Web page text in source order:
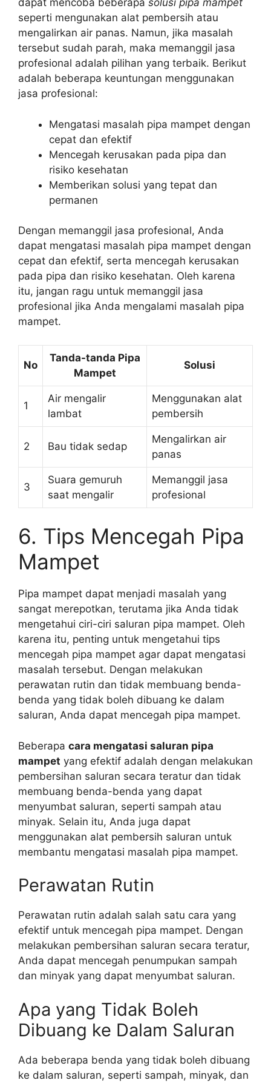
dapat mencoba beberapa solusi pipa mampet
seperti mengunakan alat pembersih atau
mengalirkan air panas. Namun, jika masalah
tersebut sudah parah, maka memanggil jasa
profesional adalah pilihan yang terbaik. Berikut
adalah beberapa keuntungan menggunakan
jasa profesional:
Mengatasi masalah pipa mampet dengan
cepat dan efektif
Mencegah kerusakan pada pipa dan
risiko kesehatan
Memberikan solusi yang tepat dan
permanen
Dengan memanggil jasa profesional, Anda
dapat mengatasi masalah pipa mampet dengan
cepat dan efektif, serta mencegah kerusakan
pada pipa dan risiko kesehatan. Oleh karena
itu, jangan ragu untuk memanggil jasa
profesional jika Anda mengalami masalah pipa
mampet.
No
Tanda-tanda Pipa
Mampet
Solusi
1
Air mengalir
lambat
Menggunakan alat
pembersih
2 Bau tidak sedap
Mengalirkan air
panas
3
Suara gemuruh
saat mengalir
Memanggil jasa
profesional
6. Tips Mencegah Pipa
Mampet
Pipa mampet dapat menjadi masalah yang
sangat merepotkan, terutama jika Anda tidak
mengetahui ciri-ciri saluran pipa mampet. Oleh
karena itu, penting untuk mengetahui tips
mencegah pipa mampet agar dapat mengatasi
masalah tersebut. Dengan melakukan
perawatan rutin dan tidak membuang benda-
benda yang tidak boleh dibuang ke dalam
saluran, Anda dapat mencegah pipa mampet.
Beberapa cara mengatasi saluran pipa
mampet yang efektif adalah dengan melakukan
pembersihan saluran secara teratur dan tidak
membuang benda-benda yang dapat
menyumbat saluran, seperti sampah atau
minyak. Selain itu, Anda juga dapat
menggunakan alat pembersih saluran untuk
membantu mengatasi masalah pipa mampet.
Perawatan Rutin
Perawatan rutin adalah salah satu cara yang
efektif untuk mencegah pipa mampet. Dengan
melakukan pembersihan saluran secara teratur,
Anda dapat mencegah penumpukan sampah
dan minyak yang dapat menyumbat saluran.
Apa yang Tidak Boleh
Dibuang ke Dalam Saluran
Ada beberapa benda yang tidak boleh dibuang
ke dalam saluran, seperti sampah, minyak, dan